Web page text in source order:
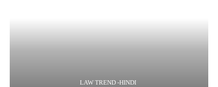
LAW TREND -HINDI